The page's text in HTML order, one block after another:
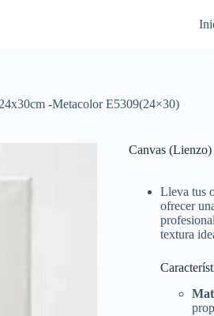
-Metacolor E5309(24×30)
Canvas
Lleva tus
ofrecer
textura